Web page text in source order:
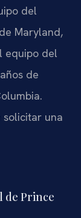
del
Maryland,
equipo del
de
solicitar una
de Prince